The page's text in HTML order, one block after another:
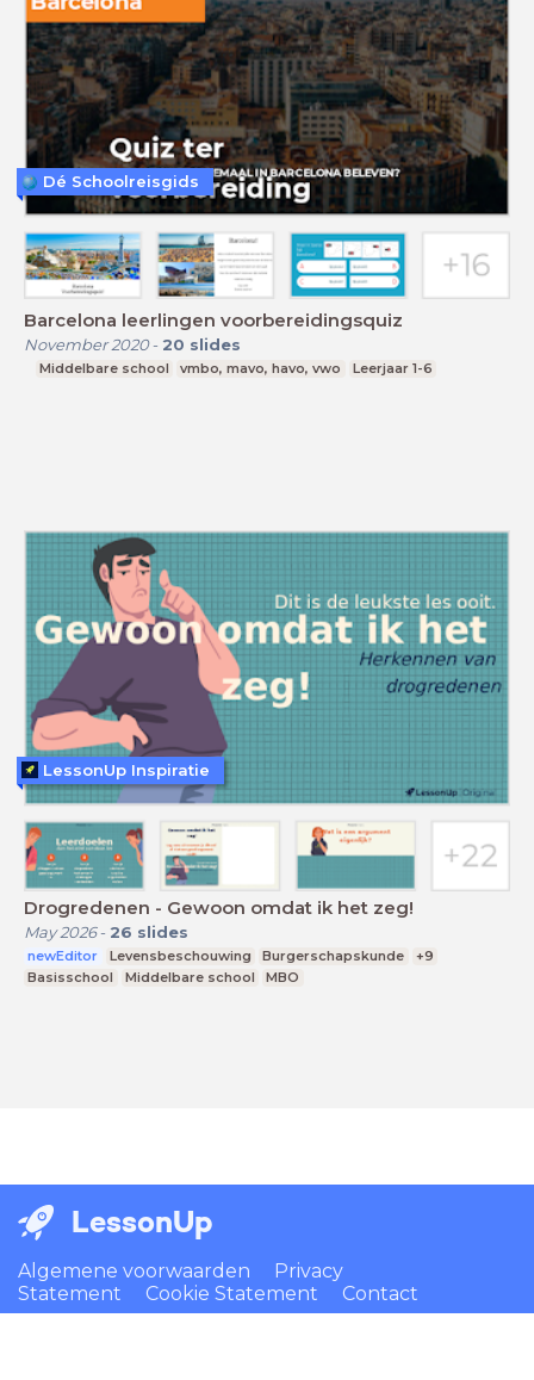
Barcelona leerlingen voorbereidingsquiz
November 2020- 20 slides
Middelbare school vmbo, mavo, havo, vwo Leerjaar 1-6
Dé Schoolreisgids
Drogredenen - Gewoon omdat ik het zeg!
May 2026- 26 slides
newEditor Levensbeschouwing Burgerschapskunde
+9
Basisschool
Middelbare school MBO
LessonUp Inspiratie
LessonUp
Algemene voorwaarden
Privacy
Statement
Cookie Statement Contact